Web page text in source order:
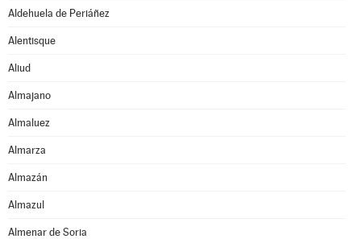
Aldehuela de Periáñez
Alentisque
Aliud
Almajano
Almaluez
Almarza
Almazán
Almazul
Almenar de Soria